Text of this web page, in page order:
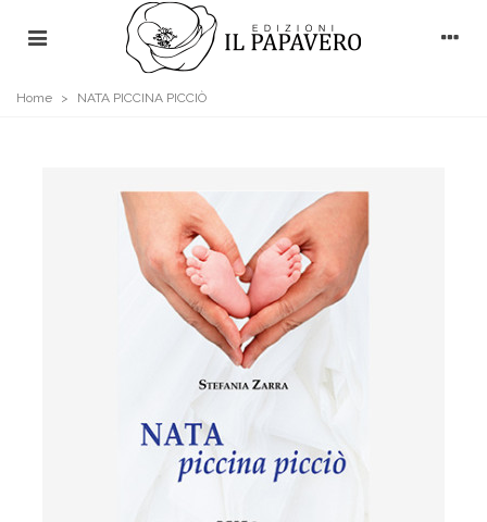
Home > NATA PICCINA PICCIÒ